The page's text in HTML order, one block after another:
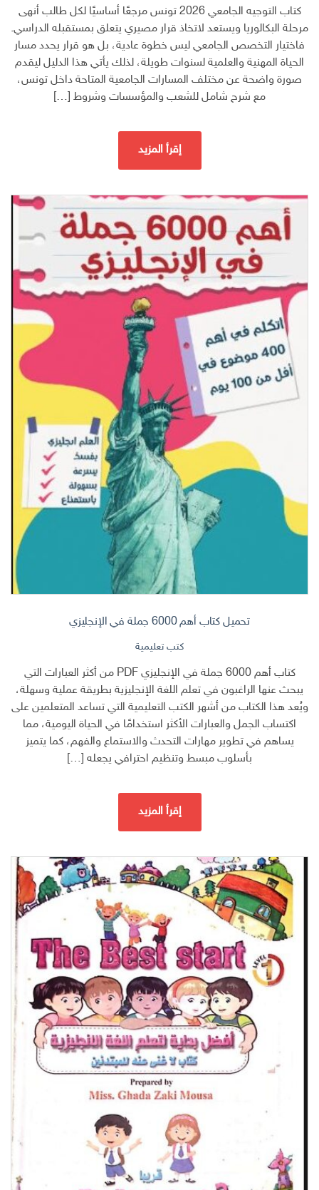
كتاب التوجيه الجامعي 2026 تونس مرجعًا أساسيًا لكل طالب أنهى
مرحلة البكالوريا ويستعد لاتخاذ قرار مصيري يتعلق بمستقبله الدراسي.
فاختيار التخصص الجامعي ليس خطوة عادية، بل هو قرار يحدد مسار
الحياة المهنية والعلمية لسنوات طويلة، لذلك يأتي هذا الدليل ليقدم
صورة واضحة عن مختلف المسارات الجامعية المتاحة داخل تونس،
مع شرح شامل للشعب والمؤسسات وشروط […]
إقرأ المزيد
تحميل كتاب أهم 6000 جملة في الإنجليزي
كتب تعليمية
كتاب أهم 6000 جملة في الإنجليزي PDF من أكثر العبارات التي
يبحث عنها الراغبون في تعلم اللغة الإنجليزية بطريقة عملية وسهلة،
ويُعد هذا الكتاب من أشهر الكتب التعليمية التي تساعد المتعلمين على
اكتساب الجمل والعبارات الأكثر استخدامًا في الحياة اليومية، مما
يساهم في تطوير مهارات التحدث والاستماع والفهم، كما يتميز
بأسلوب مبسط وتنظيم احترافي يجعله […]
إقرأ المزيد